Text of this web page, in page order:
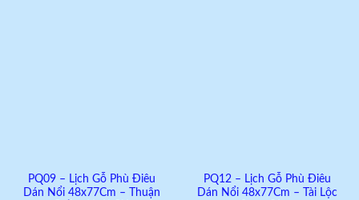
PQ09 – Lịch Gỗ Phù Điêu
Dán Nổi 48x77Cm – Thuận
PQ12 – Lịch Gỗ Phù Điêu
Dán Nổi 48x77Cm – Tài Lộc